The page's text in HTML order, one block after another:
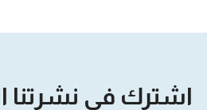
اشترك في نشرتنا